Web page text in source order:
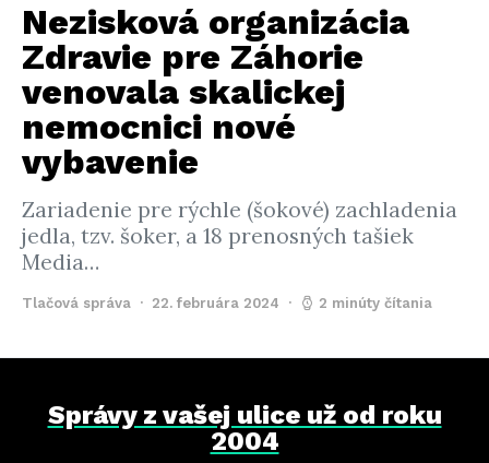
Nezisková organizácia
Zdravie pre Záhorie
venovala skalickej
nemocnici nové
vybavenie
Zariadenie pre rýchle (šokové) zachladenia
jedla, tzv. šoker, a 18 prenosných tašiek
Media…
Tlačová správa 22. februára 2024 2 minúty čítania
Správy z vašej ulice už od roku
2004